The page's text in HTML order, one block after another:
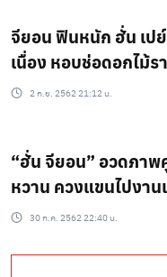
จียอน ฟินหนัก ฮั่น เป
เนื่อง หอบช่อดอกไม้ร
ร่วมแสน มาเซอร์ไพรส์!!
2 ก.ย. 2562 21:12 น.
“ฮั่น จียอน” อวดภาพ
หวาน ควงแขนไปงาน
แต่ดันเหมือนถ่าย
30 ก.ค. 2562 22:40 น.